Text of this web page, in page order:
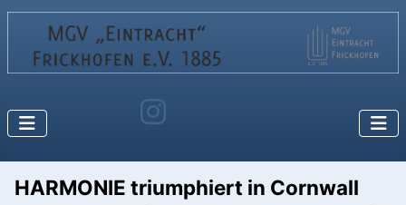
HARMONIE triumphiert in Cornwall